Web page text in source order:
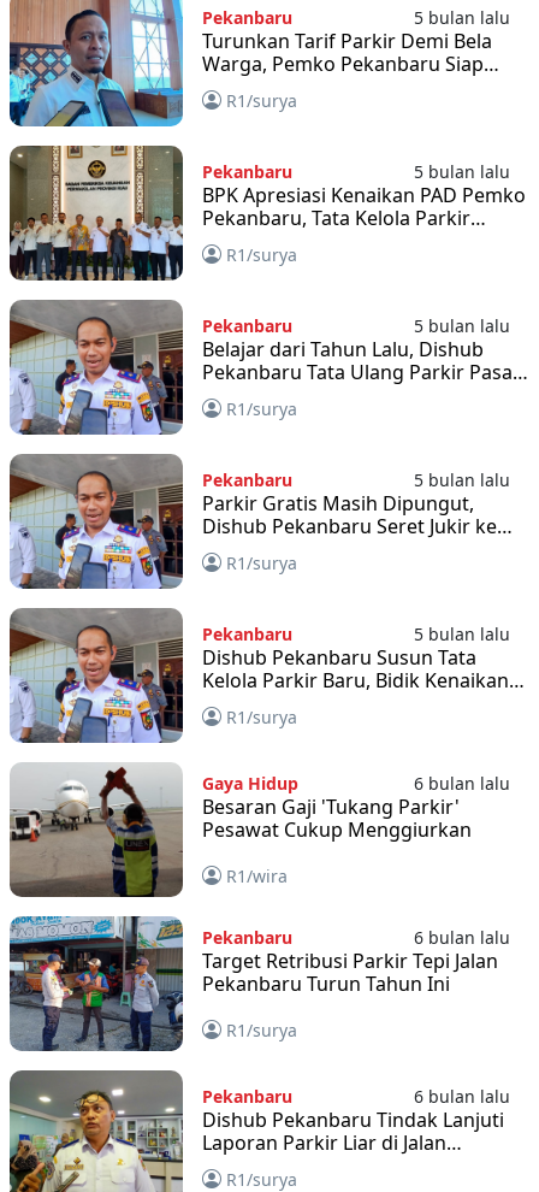
Pekanbaru 5 bulan lalu
Turunkan Tarif Parkir Demi Bela
Warga, Pemko Pekanbaru Siap
Gugatan MA
R1/surya
Pekanbaru 5 bulan lalu
BPK Apresiasi Kenaikan PAD Pemko
Pekanbaru, Tata Kelola Parkir
Dikritisi
R1/surya
Pekanbaru 5 bulan lalu
Belajar dari Tahun Lalu, Dishub
Pekanbaru Tata Ulang Parkir Pasar
Kaget Ramadan
R1/surya
Pekanbaru 5 bulan lalu
Parkir Gratis Masih Dipungut,
Dishub Pekanbaru Seret Jukir ke
Ranah Hukum
R1/surya
Pekanbaru 5 bulan lalu
Dishub Pekanbaru Susun Tata
Kelola Parkir Baru, Bidik Kenaikan
PAD
R1/surya
Gaya Hidup 6 bulan lalu
Besaran Gaji 'Tukang Parkir'
Pesawat Cukup Menggiurkan
R1/wira
Pekanbaru 6 bulan lalu
Target Retribusi Parkir Tepi Jalan
Pekanbaru Turun Tahun Ini
R1/surya
Pekanbaru 6 bulan lalu
Dishub Pekanbaru Tindak Lanjuti
Laporan Parkir Liar di Jalan
Soekarno-Hatta
R1/surya